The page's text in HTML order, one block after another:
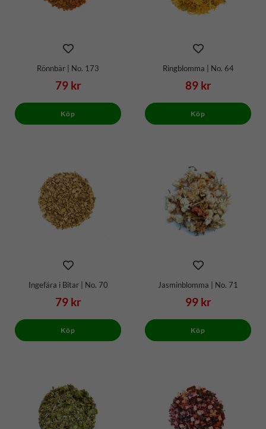
Rönnbär | No. 173
79 kr
Köp
Ringblomma | No. 64
89 kr
Köp
Ingefära i Bitar | No. 70
79 kr
Köp
Jasminblomma | No. 71
99 kr
Köp